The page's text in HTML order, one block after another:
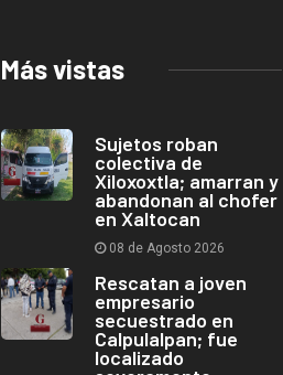
Más vistas
Sujetos roban
colectiva de
Xiloxoxtla; amarran y
abandonan al chofer
en Xaltocan
08 de Agosto 2026
Rescatan a joven
empresario
secuestrado en
Calpulalpan; fue
localizado